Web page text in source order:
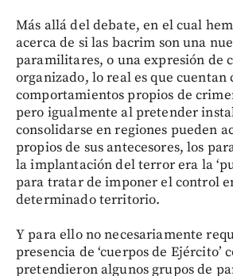
Más allá del debate, en el cual
acerca de si las bacrim son una
paramilitares, o una expresión de
organizado, lo real es que cuentan
comportamientos propios de
pero igualmente al pretender
consolidarse en regiones pueden
propios de sus antecesores, los
la implantación del terror era la
para tratar de imponer el control
determinado territorio.
Y para ello no necesariamente
presencia de ‘cuerpos de Ejército’
pretendieron algunos grupos de